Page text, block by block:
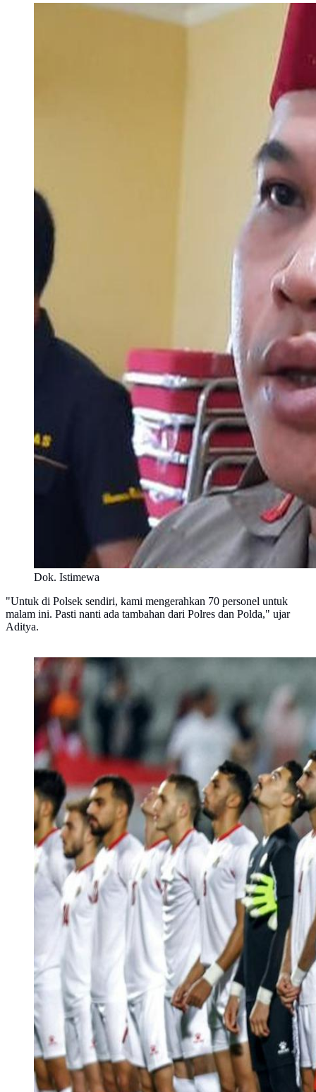
Dok. Istimewa
"Untuk di Polsek sendiri, kami mengerahkan 70 personel untuk
malam ini. Pasti nanti ada tambahan dari Polres dan Polda," ujar
Aditya.